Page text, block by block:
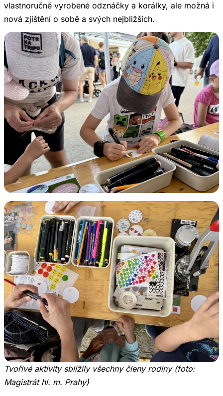
vlastnoručně vyrobené odznáčky a korálky, ale možná i
nová zjištění o sobě a svých nejbližších.
Tvořivé aktivity sblížily všechny členy rodiny (foto:
Magistrát hl. m. Prahy)